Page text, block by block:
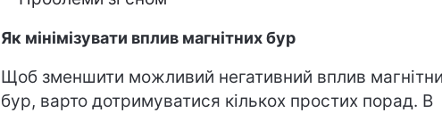
Як мінімізувати вплив магнітних бур
Щоб зменшити можливий негативний вплив
бур, варто дотримуватися кількох простих порад. В